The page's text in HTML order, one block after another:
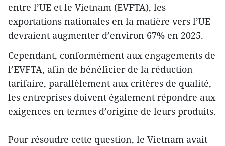
entre l’UE et le Vietnam (EVFTA), les
exportations nationales en la matière vers l’UE
devraient augmenter d’environ 67% en 2025.
Cependant, conformément aux engagements de
l’EVFTA, afin de bénéficier de la réduction
tarifaire, parallèlement aux critères de qualité,
les entreprises doivent également répondre aux
exigences en termes d’origine de leurs produits.
Pour résoudre cette question, le Vietnam avait